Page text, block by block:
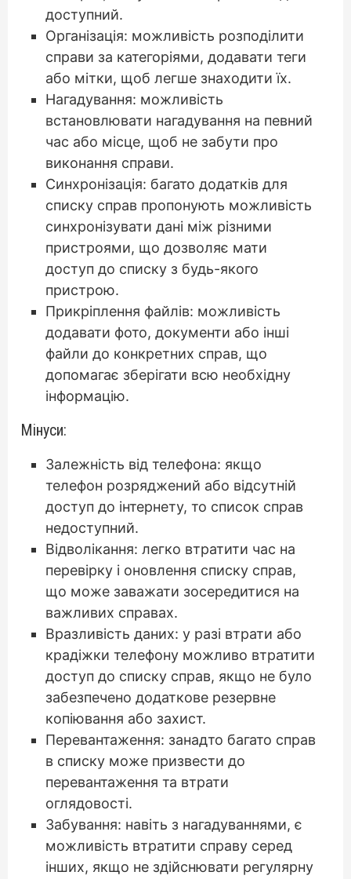
доступний.
Організація: можливість розподілити
справи за категоріями, додавати теги
або мітки, щоб легше знаходити їх.
Нагадування: можливість
встановлювати нагадування на певний
час або місце, щоб не забути про
виконання справи.
Синхронізація: багато додатків для
списку справ пропонують можливість
синхронізувати дані між різними
пристроями, що дозволяє мати
доступ до списку з будь-якого
пристрою.
Прикріплення файлів: можливість
додавати фото, документи або інші
файли до конкретних справ, що
допомагає зберігати всю необхідну
інформацію.
Мінуси:
Залежність від телефона: якщо
телефон розряджений або відсутній
доступ до інтернету, то список справ
недоступний.
Відволікання: легко втратити час на
перевірку і оновлення списку справ,
що може заважати зосередитися на
важливих справах.
Вразливість даних: у разі втрати або
крадіжки телефону можливо втратити
доступ до списку справ, якщо не було
забезпечено додаткове резервне
копіювання або захист.
Перевантаження: занадто багато справ
в списку може призвести до
перевантаження та втрати
оглядовості.
Забування: навіть з нагадуваннями, є
можливість втратити справу серед
інших, якщо не здійснювати регулярну